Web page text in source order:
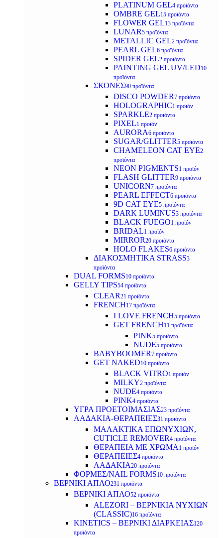
PLATINUM GEL4 προϊόντα
OMBRE GEL15 προϊόντα
FLOWER GEL13 προϊόντα
LUNAR5 προϊόντα
METALLIC GEL2 προϊόντα
PEARL GEL6 προϊόντα
SPIDER GEL2 προϊόντα
PAINTING GEL UV/LED10
προϊόντα
ΣΚΟΝΕΣ90 προϊόντα
DISCO POWDER7 προϊόντα
HOLOGRAPHIC1 προϊόν
SPARKLE2 προϊόντα
PIXEL1 προϊόν
AURORA6 προϊόντα
SUGAR/GLITTER5 προϊόντα
CHAMELEON CAT EYE2
προϊόντα
NEON PIGMENTS1 προϊόν
FLASH GLITTER9 προϊόντα
UNICORN7 προϊόντα
PEARL EFFECT6 προϊόντα
9D CAT EYE5 προϊόντα
DARK LUMINUS3 προϊόντα
BLACK FUEGO1 προϊόν
BRIDAL1 προϊόν
MIRROR20 προϊόντα
HOLO FLAKES6 προϊόντα
ΔΙΑΚΟΣΜΗΤΙΚΑ STRASS3
προϊόντα
DUAL FORMS10 προϊόντα
GELLY TIPS54 προϊόντα
CLEAR21 προϊόντα
FRENCH17 προϊόντα
I LOVE FRENCH5 προϊόντα
GET FRENCH11 προϊόντα
PINK5 προϊόντα
NUDE5 προϊόντα
BABYBOOMER7 προϊόντα
GET NAKED10 προϊόντα
BLACK VITRO1 προϊόν
MILKY2 προϊόντα
NUDE4 προϊόντα
PINK4 προϊόντα
ΥΓΡΑ ΠΡΟΕΤΟΙΜΑΣΙΑΣ23 προϊόντα
ΛΑΔΑΚΙΑ-ΘΕΡΑΠΕΙΕΣ31 προϊόντα
ΜΑΛΑΚΤΙΚΑ ΕΠΩΝΥΧΙΩΝ,
CUTICLE REMOVER4 προϊόντα
ΘΕΡΑΠΕΙΑ ΜΕ ΧΡΩΜΑ 1 προϊόν
ΘΕΡΑΠΕΙΕΣ4 προϊόντα
ΛΑΔΑΚΙΑ20 προϊόντα
ΦΟΡΜΕΣ/NAIL FORMS10 προϊόντα
ΒΕΡΝΙΚΙ ΑΠΛΟ231 προϊόντα
ΒΕΡΝΙΚΙ ΑΠΛΟ52 προϊόντα
ALEZORI – ΒΕΡΝΙΚΙΑ ΝΥΧΙΩΝ
(CLASSIC)16 προϊόντα
KINETICS – ΒΕΡΝΙΚΙ ΔΙΑΡΚΕΙΑΣ120
προϊόντα